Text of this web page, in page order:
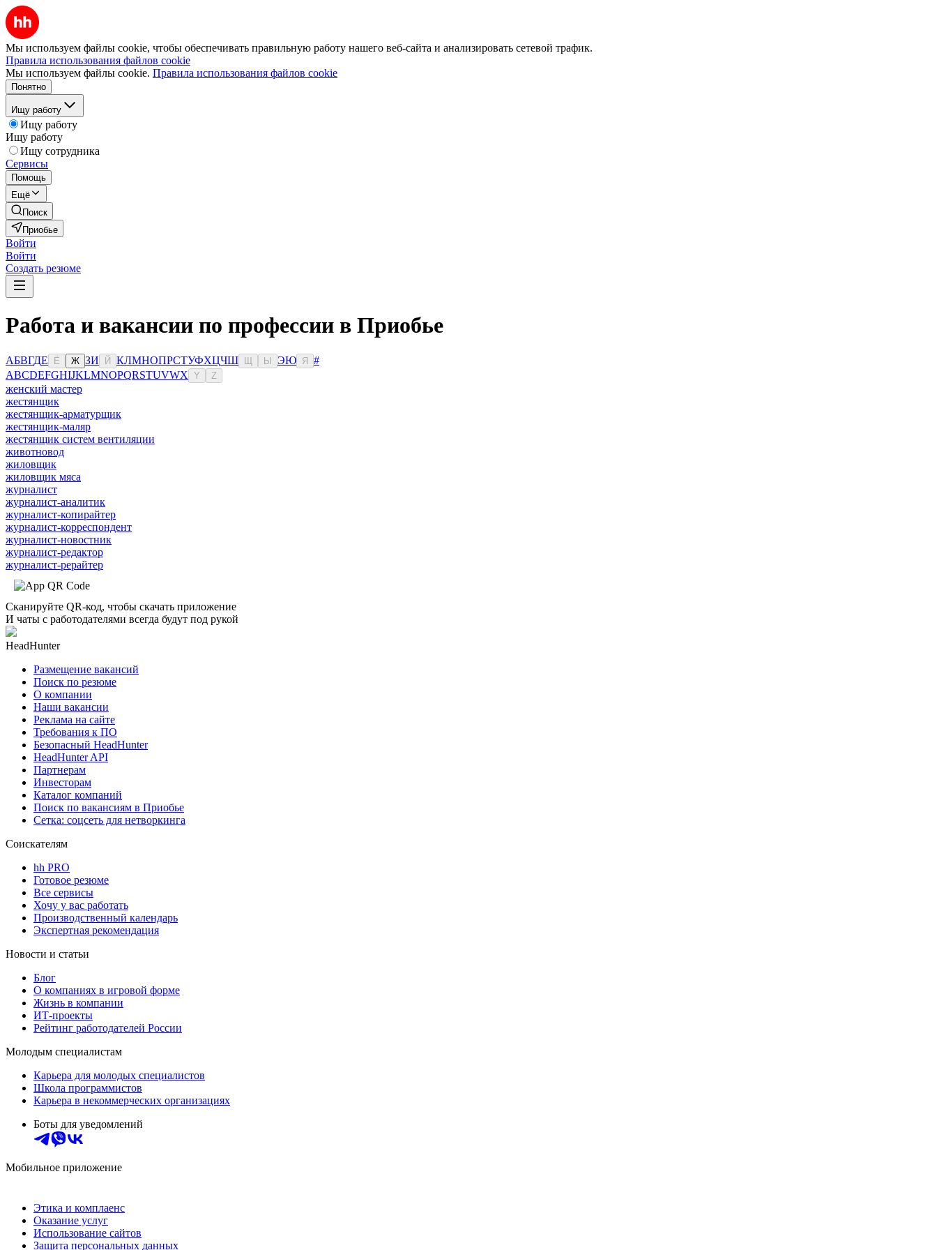
Мы используем файлы cookie, чтобы обеспечивать правильную работу нашего веб-сайта и анализировать сетевой трафик.
Правила использования файлов cookie
Мы используем файлы cookie. Правила использования файлов cookie
Понятно
Ищу работу
Ищу работу
Ищу работу
Ищу сотрудника
Сервисы
Помощь
Ещё
Поиск
Приобье
Войти
Войти
Создать резюме
Работа и вакансии по профессии в Приобье
АБВГДЕ Ё Ж ЗИ Й КЛМНОПРСТУФХЦЧШ Ы ЭЮ Я
#
ABCDEFGHIJKLMNOPQRSTUVWX Y Z
женский мастер
жестянщик
жестянщик-арматурщик
жестянщик-маляр
жестянщик систем вентиляции
животновод
жиловщик
жиловщик мяса
журналист
журналист-аналитик
журналист-копирайтер
журналист-корреспондент
журналист-новостник
журналист-редактор
журналист-рерайтер
Сканируйте QR-код, чтобы скачать приложение
И чаты с работодателями всегда будут под рукой
HeadHunter
Размещение вакансий
Поиск по резюме
О компании
Наши вакансии
Реклама на сайте
Требования к ПО
Безопасный HeadHunter
HeadHunter API
Партнерам
Инвесторам
Каталог компаний
Поиск по вакансиям в Приобье
Сетка: соцсеть для нетворкинга
Соискателям
hh PRO
Готовое резюме
Все сервисы
Хочу у вас работать
Производственный календарь
Экспертная рекомендация
Новости и статьи
Блог
О компаниях в игровой форме
Жизнь в компании
ИТ-проекты
Рейтинг работодателей России
Молодым специалистам
Карьера для молодых специалистов
Школа программистов
Карьера в некоммерческих организациях
Боты для уведомлений
Мобильное приложение
Этика и комплаенс
Оказание услуг
Использование сайтов
Защита персональных данных